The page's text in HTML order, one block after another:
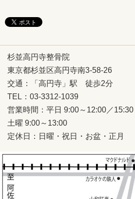
杉並高円寺整骨院
東京都杉並区高円寺南3-58-26
交通：
「高円寺」駅 徒歩2分
TEL：03-3312-1039
営業時間：平日 9:00～12:00／
土曜 9:00～13:00
定休日：日曜・祝日・お盆・正月